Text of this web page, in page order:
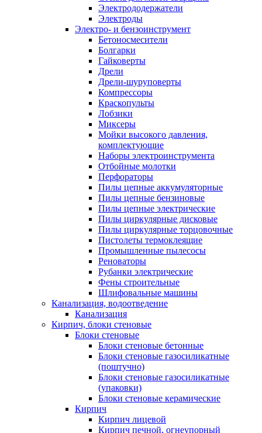
Электрододержатели
Электроды
Электро- и бензоинструмент
Бетоносмесители
Болгарки
Гайковерты
Дрели
Дрели-шуруповерты
Компрессоры
Краскопульты
Лобзики
Миксеры
Мойки высокого давления,
комплектующие
Наборы электроинструмента
Отбойные молотки
Перфораторы
Пилы цепные аккумуляторные
Пилы цепные бензиновые
Пилы цепные электрические
Пилы циркулярные дисковые
Пилы циркулярные торцовочные
Пистолеты термоклеящие
Промышленные пылесосы
Реноваторы
Рубанки электрические
Фены строительные
Шлифовальные машины
Канализация, водоотведение
Канализация
Кирпич, блоки стеновые
Блоки стеновые
Блоки стеновые бетонные
Блоки стеновые газосиликатные
(поштучно)
Блоки стеновые газосиликатные
(упаковки)
Блоки стеновые керамические
Кирпич
Кирпич лицевой
Кирпич печной, огнеупорный